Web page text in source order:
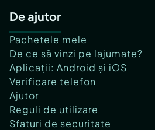
De ajutor
Pachetele mele
De ce să vinzi pe lajumate?
Aplicații: Android și iOS
Verificare telefon
Ajutor
Reguli de utilizare
Sfaturi de securitate